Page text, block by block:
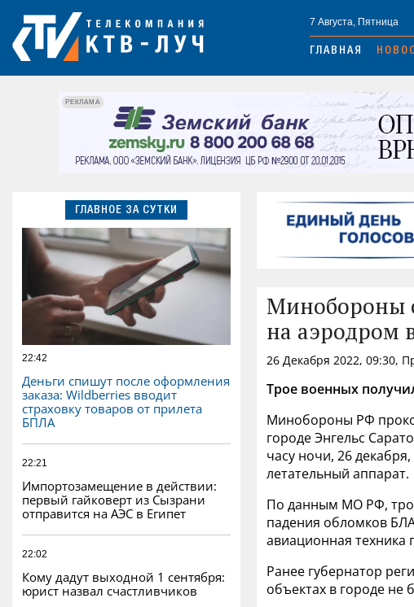
7 Августа, Пятница
ГЛАВНАЯ
РЕКЛАМА
ГЛАВНОЕ ЗА СУТКИ
22:42
Деньги спишут после оформления
заказа: Wildberries вводит
страховку товаров от прилета
БПЛА
22:21
Импортозамещение в действии:
первый гайковерт из Сызрани
отправится на АЭС в Египет
22:02
Кому дадут выходной 1 сентября:
юрист назвал счастливчиков
Минобороны
на аэродром
26 Декабря 2022, 09:30,
Трое военных
Минобороны РФ
городе Энгельс
часу ночи, 26
летательный аппарат.
По данным МО РФ,
падения обломков
авиационная техника
Ранее губернатор
объектах в городе не